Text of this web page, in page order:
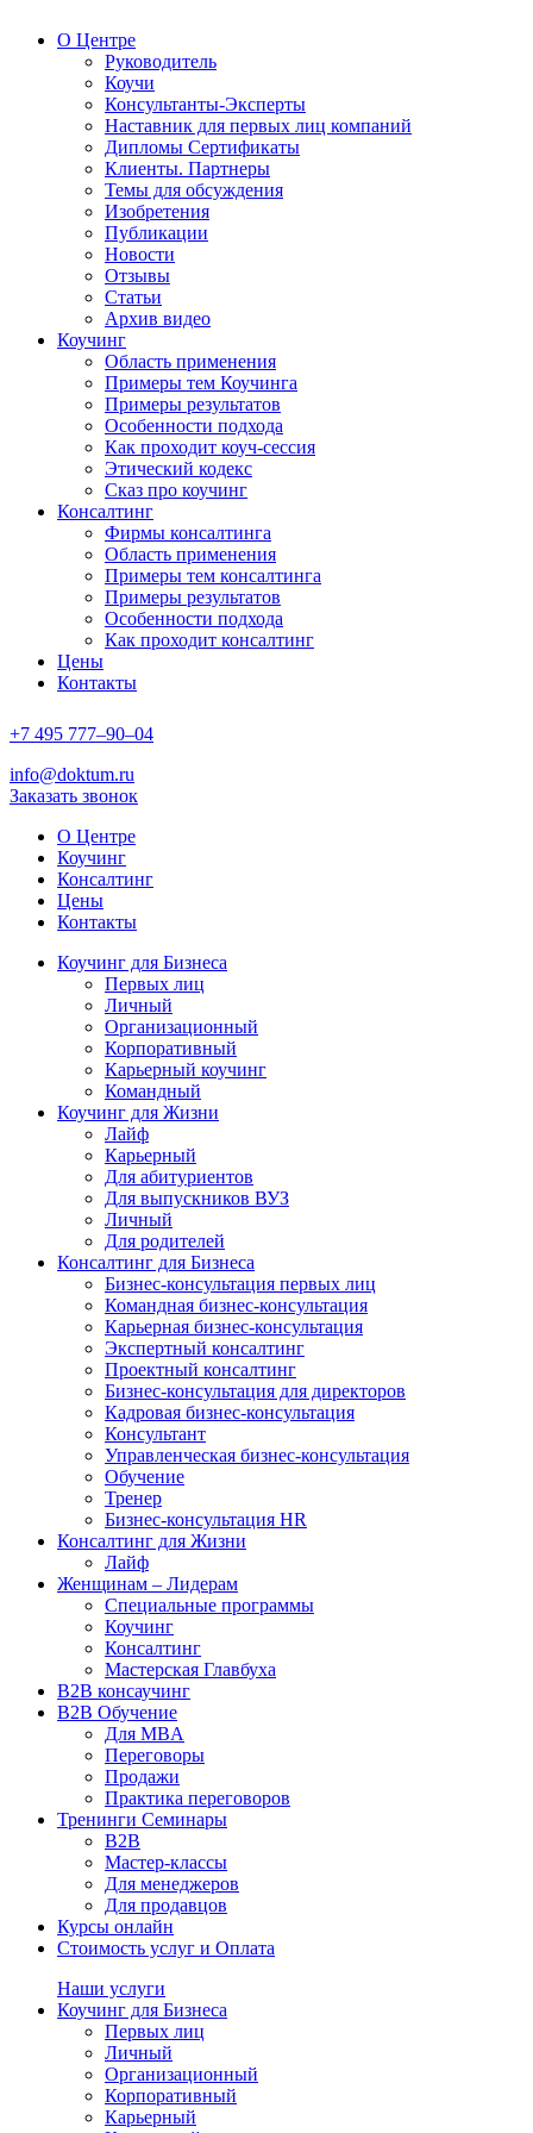
О Центре
Руководитель
Коучи
Консультанты-Эксперты
Наставник для первых лиц компаний
Дипломы Сертификаты
Клиенты. Партнеры
Темы для обсуждения
Изобретения
Публикации
Новости
Отзывы
Статьи
Архив видео
Коучинг
Область применения
Примеры тем Коучинга
Примеры результатов
Особенности подхода
Как проходит коуч-сессия
Этический кодекс
Сказ про коучинг
Консалтинг
Фирмы консалтинга
Область применения
Примеры тем консалтинга
Примеры результатов
Особенности подхода
Как проходит консалтинг
Цены
Контакты
+7 495 777–90–04
info@doktum.ru
Заказать звонок
О Центре
Коучинг
Консалтинг
Цены
Контакты
Коучинг для Бизнеса
Первых лиц
Личный
Организационный
Корпоративный
Карьерный коучинг
Командный
Коучинг для Жизни
Лайф
Карьерный
Для абитуриентов
Для выпускников ВУЗ
Личный
Для родителей
Консалтинг для Бизнеса
Бизнес-консультация первых лиц
Командная бизнес-консультация
Карьерная бизнес-консультация
Экспертный консалтинг
Проектный консалтинг
Бизнес-консультация для директоров
Кадровая бизнес-консультация
Консультант
Управленческая бизнес-консультация
Обучение
Тренер
Бизнес-консультация HR
Консалтинг для Жизни
Лайф
Женщинам – Лидерам
Специальные программы
Коучинг
Консалтинг
Мастерская Главбуха
B2B консаучинг
B2B Обучение
Для MBA
Переговоры
Продажи
Практика переговоров
Тренинги Семинары
B2B
Мастер-классы
Для менеджеров
Для продавцов
Курсы онлайн
Стоимость услуг и Оплата
Наши услуги
Коучинг для Бизнеса
Первых лиц
Личный
Организационный
Корпоративный
Карьерный